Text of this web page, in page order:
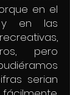
en el
y en las
pero
serian